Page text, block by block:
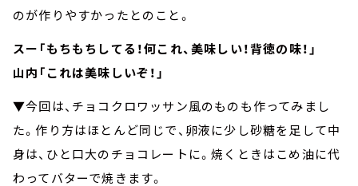
のが作りやすかったとのこと。
スー「もちもちしてる！何これ、美味しい！背徳の味！」
山内「これは美味しいぞ！」
▼今回は、チョコクロワッサン風のものも作ってみまし
た。作り方はほとんど同じで、卵液に少し砂糖を足して中
身は、ひと口大のチョコレートに。焼くときはこめ油に代
わってバターで焼きます。